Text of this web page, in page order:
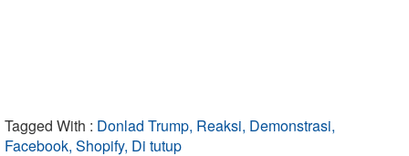
Tagged With : Donlad Trump, Reaksi, Demonstrasi,
Facebook, Shopify, Di tutup